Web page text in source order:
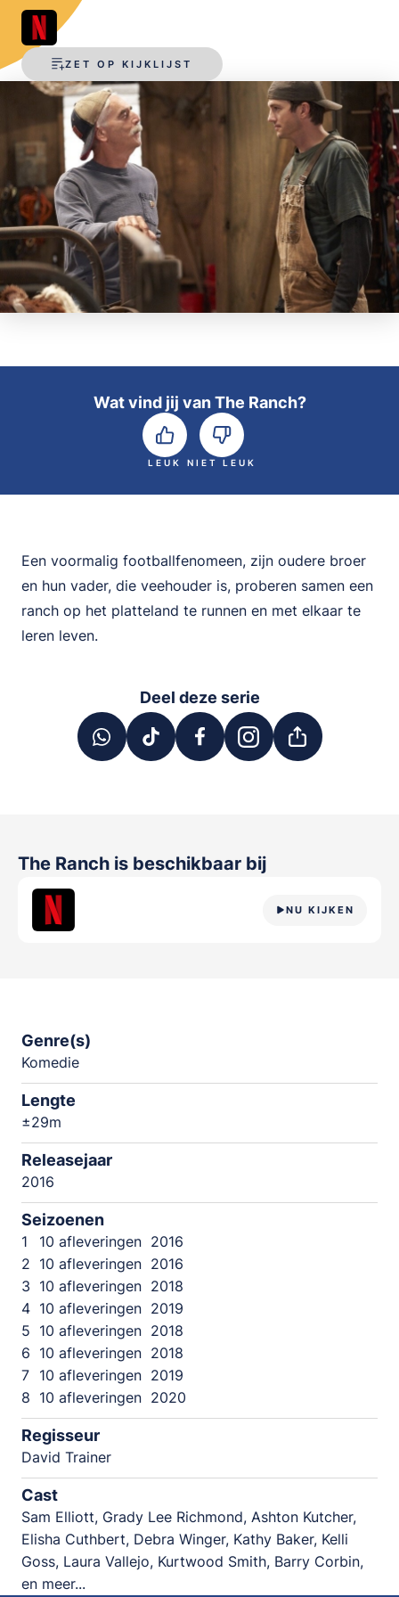
ZET OP KIJKLIJST
Wat vind jij van The Ranch?
LEUK NIET LEUK
Een voormalig footballfenomeen, zijn oudere broer
en hun vader, die veehouder is, proberen samen een
ranch op het platteland te runnen en met elkaar te
leren leven.
Deel deze serie
The Ranch is beschikbaar bij
NU KIJKEN
Genre(s)
Komedie
Lengte
±29m
Releasejaar
2016
Seizoenen
1 10 afleveringen 2016
2 10 afleveringen 2016
3 10 afleveringen 2018
4 10 afleveringen 2019
5 10 afleveringen 2018
6 10 afleveringen 2018
7 10 afleveringen 2019
8 10 afleveringen 2020
Regisseur
David Trainer
Cast
Sam Elliott, Grady Lee Richmond, Ashton Kutcher,
Elisha Cuthbert, Debra Winger, Kathy Baker, Kelli
Goss, Laura Vallejo, Kurtwood Smith, Barry Corbin,
en meer...